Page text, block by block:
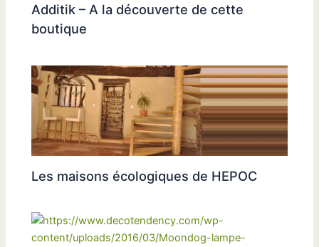
Additik – A la découverte de cette
boutique
Les maisons écologiques de HEPOC